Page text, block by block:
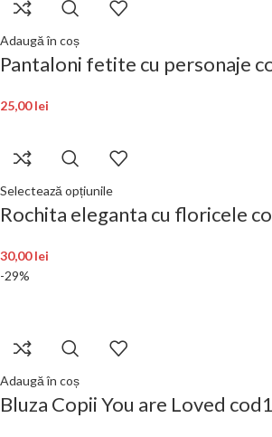
Adaugă în coș
Pantaloni fetite cu personaje
25,00lei
Selectează opțiunile
Rochita eleganta cu floricele
30,00lei
-29%
Adaugă în coș
Bluza Copii You are Loved